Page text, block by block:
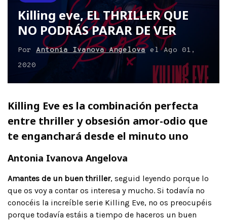
Killing eve, EL THRILLER QUE
NO PODRÁS PARAR DE VER
Por Antonia Ivanova AngelovaelAgo 01,
2020
Killing Eve es la combinación perfecta
entre thriller y obsesión amor-odio que
te enganchará desde el minuto uno
Antonia Ivanova Angelova
Amantes de un buen thriller, seguid leyendo porque lo
que os voy a contar os interesa y mucho. Si todavía no
conocéis la increíble serie Killing Eve, no os preocupéis
porque todavía estáis a tiempo de haceros un buen